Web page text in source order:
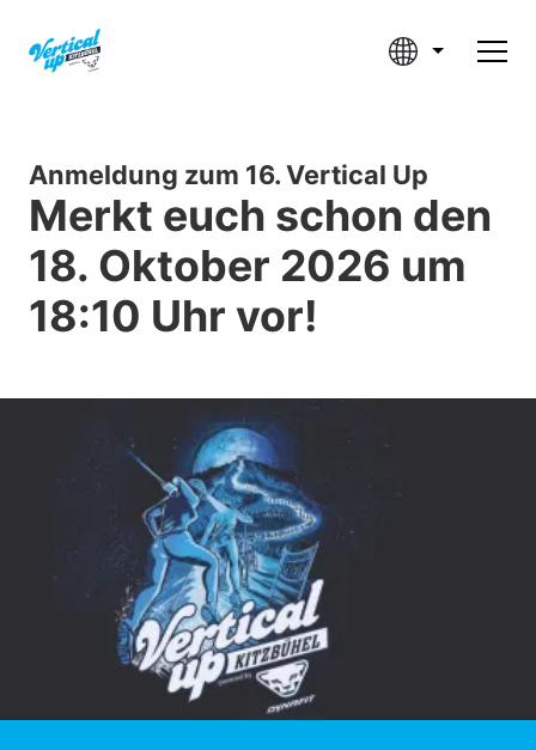
Merkt euch schon den
18. Oktober 2026 um
18:10 Uhr vor!
Anmeldung zum 16. Vertical Up